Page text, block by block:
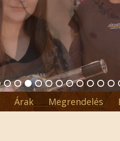
Árak Megrendelés